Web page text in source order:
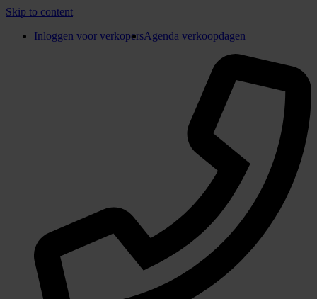
Skip to content
Inloggen voor verkopersAgenda verkoopdagen